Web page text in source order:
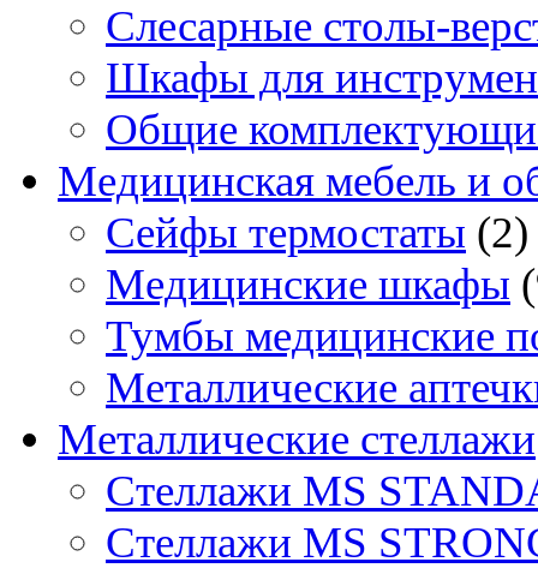
Слесарные столы-
Шкафы для
Общие
Медицинская мебель и
Сейфы термостаты (2)
Медицинские шкафы
Тумбы медицинские
Металлические
Металлические стеллажи
Стеллажи MS
Стеллажи MS